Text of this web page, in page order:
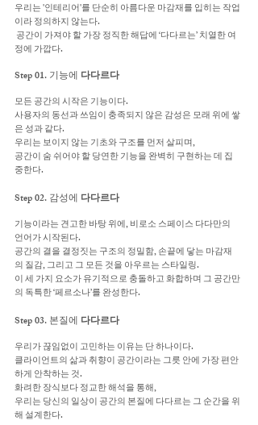
우리는 '인테리어'를 단순히 아름다운 마감재를 입히는 작업
이라 정의하지 않는다.
공간이 가져야 할 가장 정직한 해답에 ‘다다르는’ 치열한 여
정에 가깝다.
Step 01. 기능에 다다르다
모든 공간의 시작은 기능이다.
사용자의 동선과 쓰임이 충족되지 않은 감성은 모래 위에 쌓
은 성과 같다.
우리는 보이지 않는 기초와 구조를 먼저 살피며,
공간이 숨 쉬어야 할 당연한 기능을 완벽히 구현하는 데 집
중한다.
Step 02. 감성에 다다르다
기능이라는 견고한 바탕 위에, 비로소 스페이스 다다만의
언어가 시작된다.
공간의 결을 결정짓는 구조의 정밀함, 손끝에 닿는 마감재
의 질감, 그리고 그 모든 것을 아우르는 스타일링.
이 세 가지 요소가 유기적으로 충돌하고 화합하며 그 공간만
의 독특한 ‘페르소나’를 완성한다.
Step 03. 본질에 다다르다
우리가 끊임없이 고민하는 이유는 단 하나이다.
클라이언트의 삶과 취향이 공간이라는 그릇 안에 가장 편안
하게 안착하는 것.
화려한 장식보다 정교한 해석을 통해,
우리는 당신의 일상이 공간의 본질에 다다르는 그 순간을 위
해 설계한다.